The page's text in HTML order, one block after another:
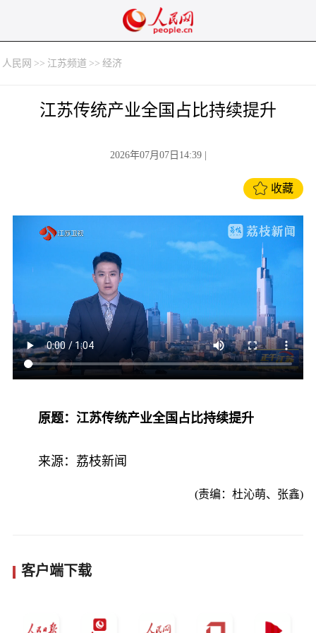
人民网 >> 江苏频道 >> 经济
江苏传统产业全国占比持续提升
2026年07月07日14:39|
收藏
原题：江苏传统产业全国占比持续提升
来源：荔枝新闻
(责编：杜沁萌、张鑫)
客户端下载